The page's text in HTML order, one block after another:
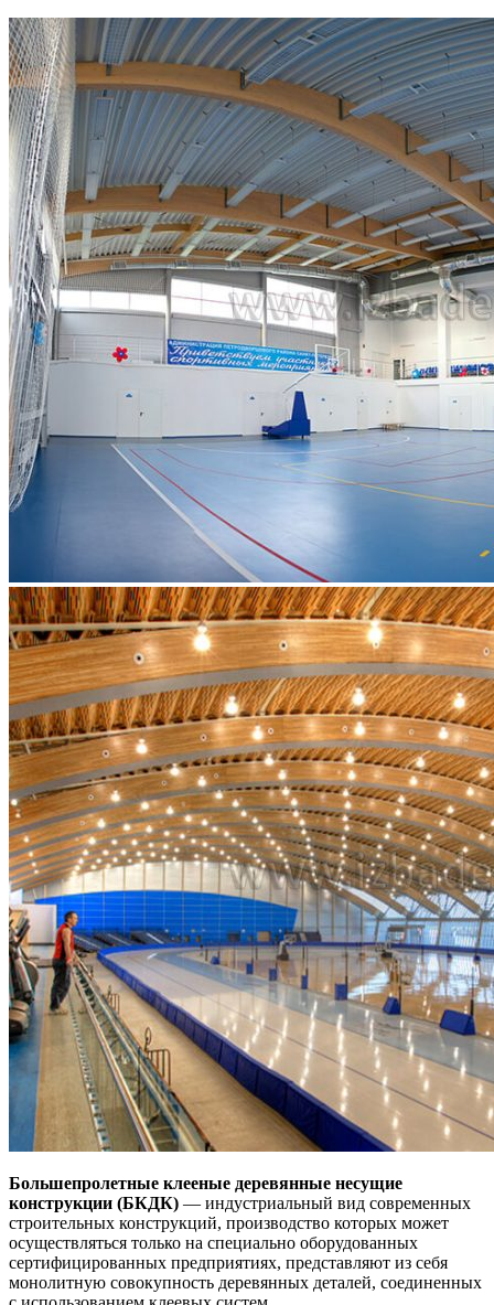
Большепролетные клееные деревянные несущие
конструкции (БКДК) — индустриальный вид современных
строительных конструкций, производство которых может
осуществляться только на специально оборудованных
сертифицированных предприятиях, представляют из себя
монолитную совокупность деревянных деталей, соединенных